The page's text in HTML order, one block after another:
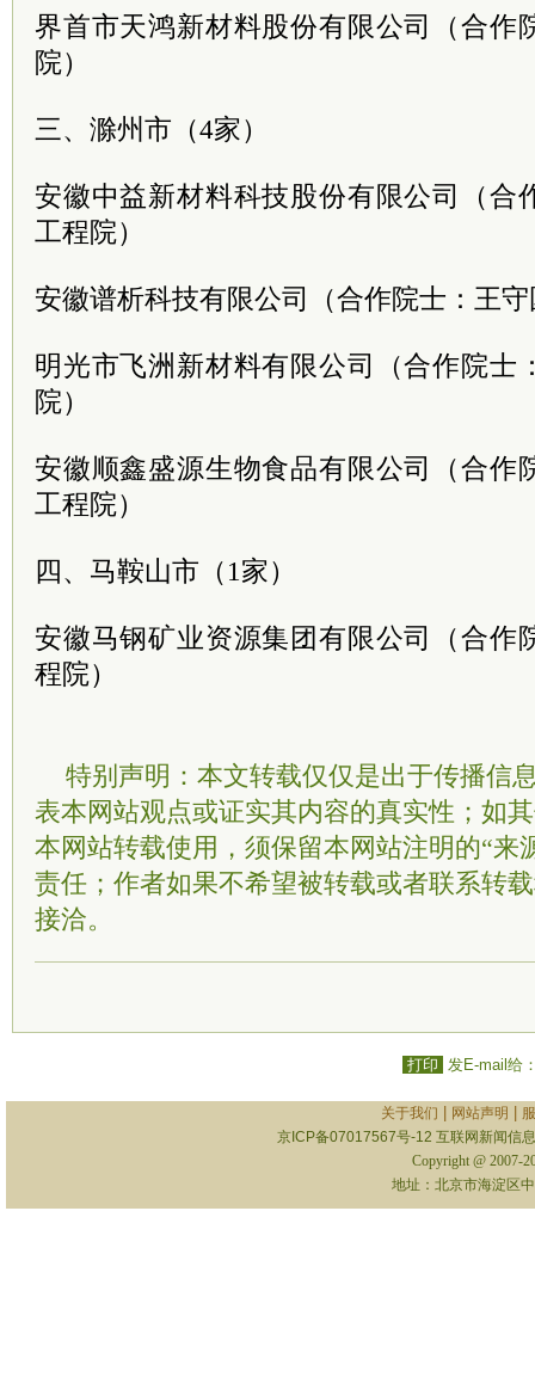
界首市天鸿新材料股份有限公司（合作
院）
三、滁州市（4家）
安徽中益新材料科技股份有限公司（合
工程院）
安徽谱析科技有限公司（合作院士：王
明光市飞洲新材料有限公司（合作院士
院）
安徽顺鑫盛源生物食品有限公司（合作
工程院）
四、马鞍山市（1家）
安徽马钢矿业资源集团有限公司（合作
程院）
特别声明：本文转载仅仅是出于传播信
表本网站观点或证实其内容的真实性；如
本网站转载使用，须保留本网站注明的“来
责任；作者如果不希望被转载或者联系转
接洽。
打印 发E-mail给
关于我们 网站声明
京ICP备07017567号-12 互联网新闻信
Copyright @ 2007-
地址：北京市海淀区